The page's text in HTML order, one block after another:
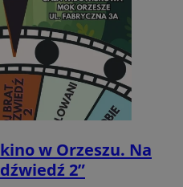
w Orzeszu. Na
2”